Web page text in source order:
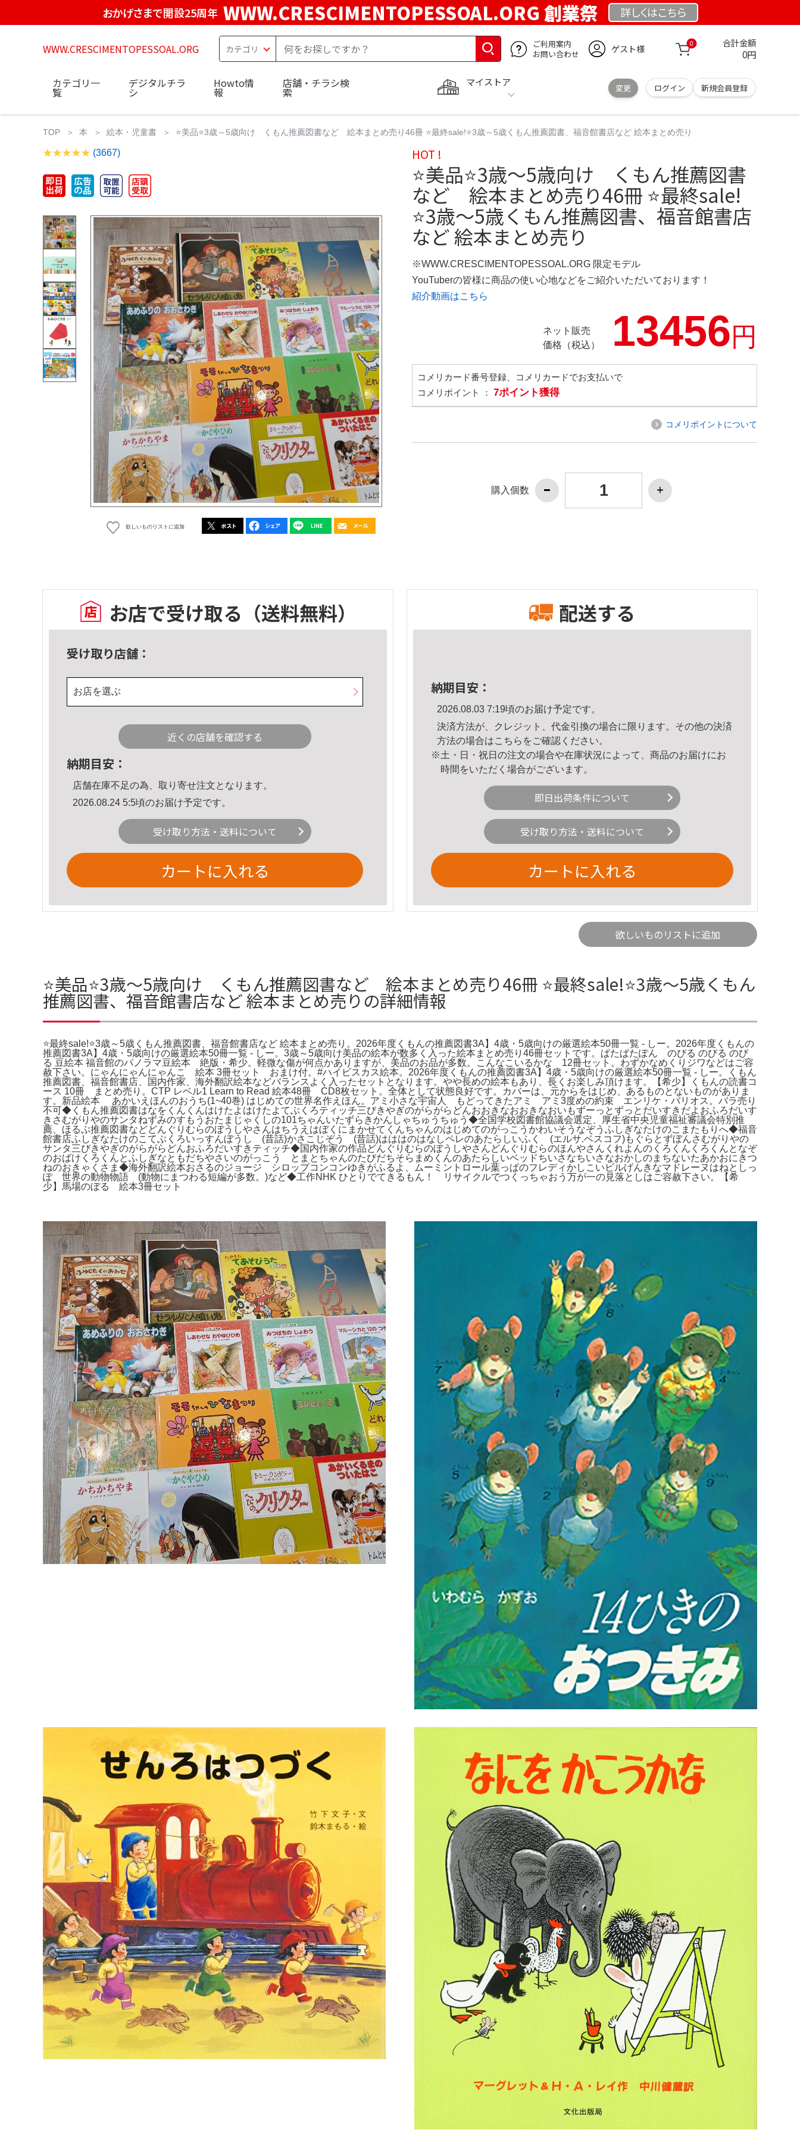
おかげさまで開設25周年 WWW.CRESCIMENTOPESSOAL.ORG 創業祭 詳しくはこちら
WWW.CRESCIMENTOPESSOAL.ORG
ご利用案内
お問い合わせ
ゲスト様 0 合計金額
0円
マイストア
変更 ログイン 新規会員登録
カテゴリ一
覧
デジタルチラ
シ
Howto情
報
店舗・チラシ検
索
TOP 本 絵本・児童書 ⭐美品⭐3歳～5歳向け くもん推薦図書など 絵本まとめ売り46冊 ⭐最終sale!⭐3歳～5歳くもん推薦図書、福音館書店など 絵本まとめ売り
(3667)
欲しいものリストに追加
HOT !
⭐美品⭐3歳～5歳向け くもん推薦図書
など 絵本まとめ売り46冊 ⭐最終sale!
⭐3歳～5歳くもん推薦図書、福音館書店
など 絵本まとめ売り
※WWW.CRESCIMENTOPESSOAL.ORG 限定モデル
YouTuberの皆様に商品の使い心地などをご紹介いただいております！
紹介動画はこちら
ネット販売
価格（税込）
13456円
コメリカード番号登録、コメリカードでお支払いで
コメリポイント ： 7ポイント獲得
コメリポイントについて
購入個数
お店で受け取る （送料無料）
受け取り店舗：
お店を選ぶ
近くの店舗を確認する
納期目安：
店舗在庫不足の為、取り寄せ注文となります。
2026.08.24 5:5頃のお届け予定です。
受け取り方法・送料について
カートに入れる
配送する
納期目安：
2026.08.03 7:19頃のお届け予定です。
決済方法が、クレジット、代金引換の場合に限ります。その他の決済
方法の場合はこちら をご確認ください。
※土・日・祝日の注文の場合や在庫状況によって、商品のお届けにお
時間をいただく場合がございます。
即日出荷条件について
受け取り方法・送料について
カートに入れる
欲しいものリストに追加
⭐美品⭐3歳～5歳向け くもん推薦図書など 絵本まとめ売り46冊 ⭐最終sale!⭐3歳～5歳くもん
推薦図書、福音館書店など 絵本まとめ売りの詳細情報
⭐最終sale!⭐3歳～5歳くもん推薦図書、福音館書店など 絵本まとめ売り。2026年度くもんの推薦図書3A】4歳・5歳向けの厳選絵本50冊一覧 - しー。2026年度くもんの
推薦図書3A】4歳・5歳向けの厳選絵本50冊一覧 - しー。3歳～5歳向け美品の絵本が数多く入った絵本まとめ売り46冊セットです。ぱたぱたぽん のびる のびる のび
る 豆絵本 福音館のパノラマ豆絵本 絶版・希少。軽微な傷が何点かありますが、美品のお品が多数。こんなこいるかな 12冊セット。わずかなめくりジワなどはご容
赦下さい。にゃんにゃんにゃんこ 絵本 3冊セット おまけ付。#ハイビスカス絵本。2026年度くもんの推薦図書3A】4歳・5歳向けの厳選絵本50冊一覧 - しー。くもん
推薦図書、福音館書店、国内作家、海外翻訳絵本などバランスよく入ったセットとなります。やや長めの絵本もあり、長くお楽しみ頂けます。【希少】くもんの読書コ
ース 10冊 まとめ売り。CTP レベル1 Learn to Read 絵本48冊 CD8枚セット。全体として状態良好です。カバーは、元からをはじめ、あるものとないものがありま
す。新品絵本 あかいえほんのおうち(1~40巻) はじめての世界名作えほん。アミ小さな宇宙人 もどってきたアミ アミ3度めの約束 エンリケ・バリオス。バラ売り
不可◆くもん推薦図書はなをくんくんはけたよはけたよてぶくろティッチ三びきやぎのがらがらどんおおきなおおきなおいもずーっとずっとだいすきだよおふろだいす
きさむがりやのサンタねずみのすもうおたまじゃくしの101ちゃんいたずらきかんしゃちゅうちゅう◆全国学校図書館協議会選定、厚生省中央児童福祉審議会特別推
薦、ほるぷ推薦図書などどんぐりむらのぼうしやさんはちうえはぼくにまかせてくんちゃんのはじめてのがっこうかわいそうなぞうふしぎなたけのこまたもりへ◆福音
館書店ふしぎなたけのこてぶくろいっすんぼうし (昔話)かさこじぞう (昔話)はははのはなしペレのあたらしいふく (エルサ.ベスコフ)もぐらとずぼんさむがりやの
サンタ三びきやぎのがらがらどんおふろだいすきティッチ◆国内作家の作品どんぐりむらのぼうしやさんどんぐりむらのほんやさんくれよんのくろくんくろくんとなぞ
のおばけくろくんとふしぎなともだちやさいのがっこう とまとちゃんのたびだちそらまめくんのあたらしいベッドちいさなちいさなおかしのまちないたあかおにきつ
ねのおきゃくさま◆海外翻訳絵本おさるのジョージ シロップコンコンゆきがふるよ、ムーミントロール葉っぱのフレディかしこいビルげんきなマドレーヌはねとしっ
ぽ 世界の動物物語 (動物にまつわる短編が多数。)など◆工作NHK ひとりでてきるもん！ リサイクルでつくっちゃおう万が一の見落としはご容赦下さい。【希
少】馬場のぼる 絵本3冊セット